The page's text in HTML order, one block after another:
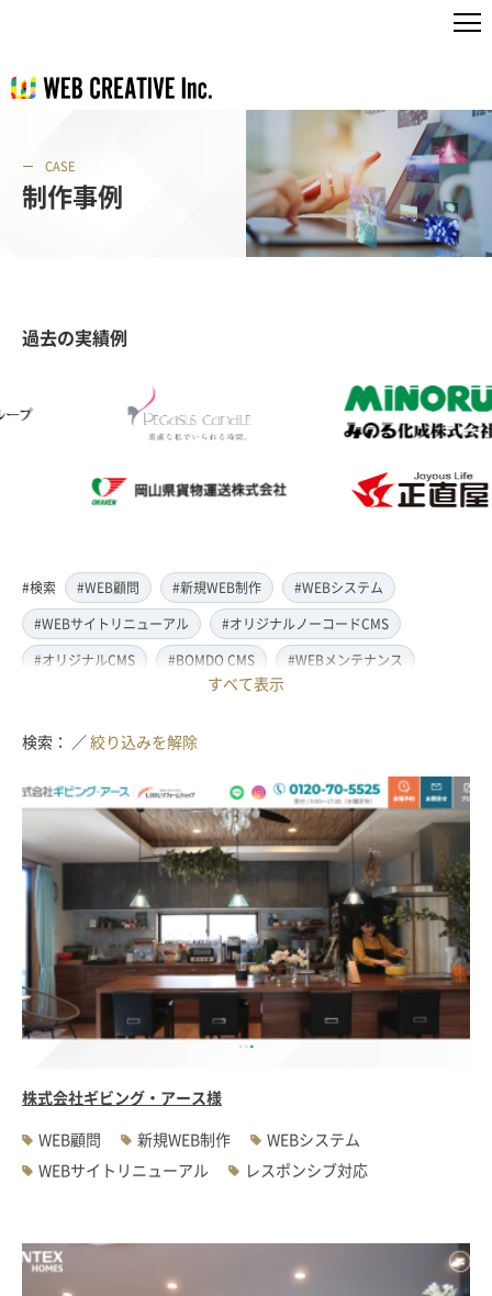
CASE
制作事例
過去の実績例
#検索 #WEB顧問 #新規WEB制作
#WEBシステム
#WEBサイトリニューアル
#オリジナルノーコードCMS
#オリジナルCMS
#BOMDO CMS
#WEBメンテナンス
#レスポンシブ対応
#翻訳・多言語対応
#情報管理システム
#取材・ライティング
#写真撮影
#動画制作(撮影・編集)
#ドローン撮影(空撮)
#イラスト制作
#アクセス解析・SEO対策
#名刺・パンフレット制作
#販促・ノベルティーグッズ制作
#ロゴマークデザイン
#SDGsサポート
#IT導入補助金
#JavaScript
#WEBサーバ移転
#AWS構築
#IoT関連
#Androidアプリ開発
#インソーシングコンサルティング
#採用・求人
#学校・教育・スクール
#病院・クリニック・医療
#集客サポート #広告運用
すべて表示
検索： ／絞り込みを解除
株式会社ギビング・アース様
WEB顧問
新規WEB制作
WEBシステム
WEBサイトリニューアル
レスポンシブ対応